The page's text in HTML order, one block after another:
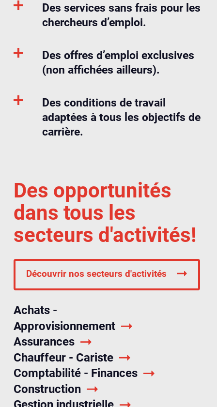
Des services sans frais pour les
chercheurs d’emploi.
Des offres d’emploi exclusives
(non affichées ailleurs).
Des conditions de travail
adaptées à tous les objectifs de
carrière.
Des opportunités
dans tous les
secteurs d'activités!
Découvrir nos secteurs d'activités
Achats -
Approvisionnement
Assurances
Chauffeur - Cariste
Comptabilité - Finances
Construction